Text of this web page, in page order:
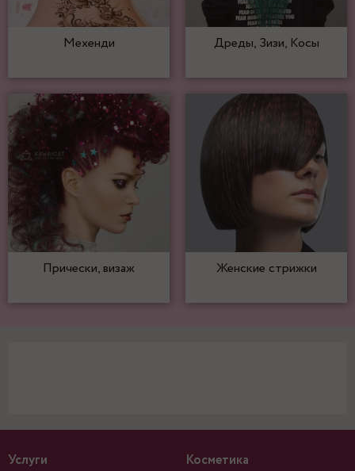
Мехенди Дреды, Зизи, Косы
Прически, визаж Женские стрижки
Услуги Косметика